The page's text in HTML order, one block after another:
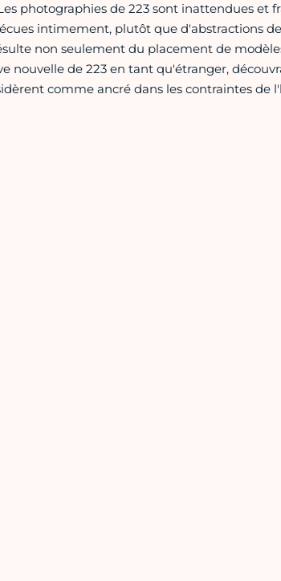
photographies de 223 sont inattendues et
intimement, plutôt que d'abstractions de
non seulement du placement de
nouvelle de 223 en tant qu'étranger,
comme ancré dans les contraintes de